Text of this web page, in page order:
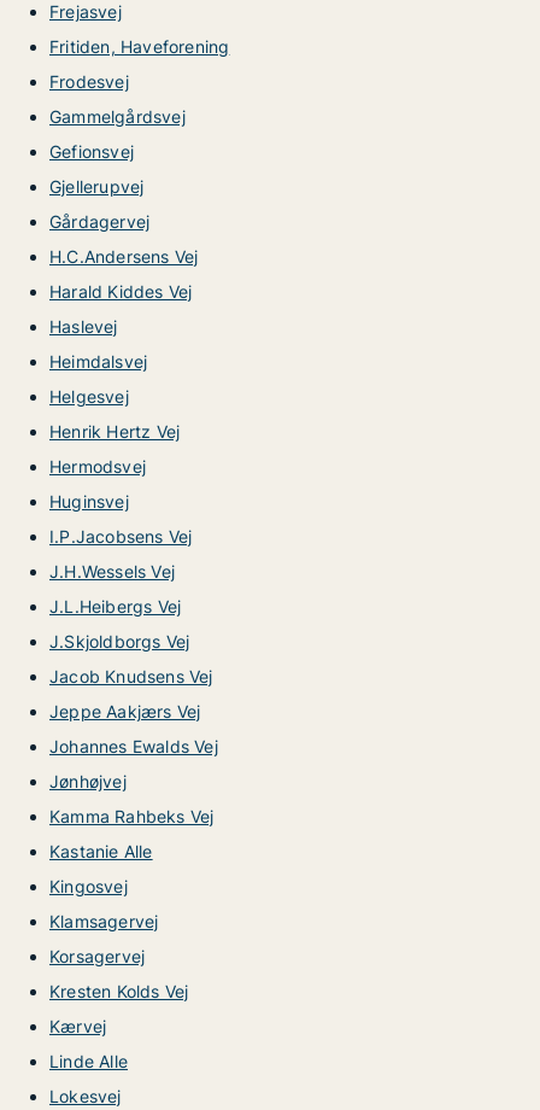
Frejasvej
Fritiden, Haveforening
Frodesvej
Gammelgårdsvej
Gefionsvej
Gjellerupvej
Gårdagervej
H.C.Andersens Vej
Harald Kiddes Vej
Haslevej
Heimdalsvej
Helgesvej
Henrik Hertz Vej
Hermodsvej
Huginsvej
I.P.Jacobsens Vej
J.H.Wessels Vej
J.L.Heibergs Vej
J.Skjoldborgs Vej
Jacob Knudsens Vej
Jeppe Aakjærs Vej
Johannes Ewalds Vej
Jønhøjvej
Kamma Rahbeks Vej
Kastanie Alle
Kingosvej
Klamsagervej
Korsagervej
Kresten Kolds Vej
Kærvej
Linde Alle
Lokesvej